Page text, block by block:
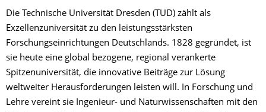
Die Technische Universität Dresden (TUD) zählt als
Exzellenzuniversität zu den leistungsstärksten
Forschungseinrichtungen Deutschlands. 1828 gegründet, ist
sie heute eine global bezogene, regional verankerte
Spitzenuniversität, die innovative Beiträge zur Lösung
weltweiter Herausforderungen leisten will. In Forschung und
Lehre vereint sie Ingenieur- und Naturwissenschaften mit den